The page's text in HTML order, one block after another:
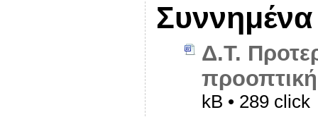
Συννημένα
Δ.Τ.
kB • 289 click